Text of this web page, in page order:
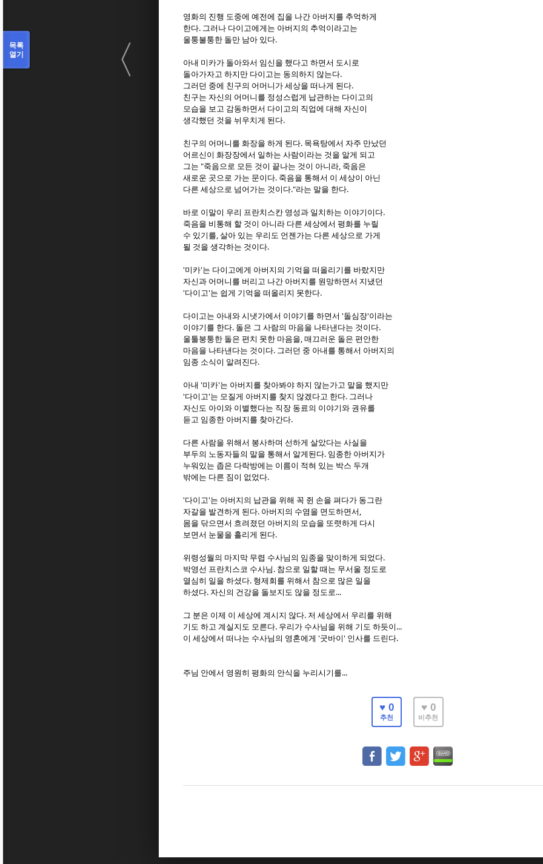
영화의 진행 도중에 예전에 집을 나간 아버지를 추억하게
한다. 그러나 다이고에게는 아버지의 추억이라고는
울퉁불퉁한 돌만 남아 있다.
아내 미카가 돌아와서 임신을 했다고 하면서 도시로
돌아가자고 하지만 다이고는 동의하지 않는다.
그러던 중에 친구의 어머니가 세상을 떠나게 된다.
친구는 자신의 어머니를 정성스럽게 납관하는 다이고의
모습을 보고 감동하면서 다이고의 직업에 대해 자신이
생각했던 것을 뉘우치게 된다.
친구의 어머니를 화장을 하게 된다. 목욕탕에서 자주 만났던
어르신이 화장장에서 일하는 사람이라는 것을 알게 되고
그는 "죽음으로 모든 것이 끝나는 것이 아니라, 죽음은
새로운 곳으로 가는 문이다. 죽음을 통해서 이 세상이 아닌
다른 세상으로 넘어가는 것이다."라는 말을 한다.
바로 이말이 우리 프란치스칸 영성과 일치하는 이야기이다.
죽음을 비통해 할 것이 아니라 다른 세상에서 평화를 누릴
수 있기를, 살아 있는 우리도 언젠가는 다른 세상으로 가게
될 것을 생각하는 것이다.
'미카'는 다이고에게 아버지의 기억을 떠올리기를 바랐지만
자신과 어머니를 버리고 나간 아버지를 원망하면서 지냈던
'다이고'는 쉽게 기억을 떠올리지 못한다.
다이고는 아내와 시냇가에서 이야기를 하면서 '돌심장'이라는
이야기를 한다. 돌은 그 사람의 마음을 나타낸다는 것이다.
울툴붕퉁한 돌은 편치 못한 마음을, 매끄러운 돌은 편안한
마음을 나타낸다는 것이다. 그러던 중 아내를 통해서 아버지의
임종 소식이 알려진다.
아내 '미카'는 아버지를 찾아봐야 하지 않는가고 말을 했지만
'다이고'는 모질게 아버지를 찾지 않겠다고 한다. 그러나
자신도 아이와 이별했다는 직장 동료의 이야기와 권유를
듣고 임종한 아버지를 찾아간다.
다른 사람을 위해서 봉사하며 선하게 살았다는 사실을
부두의 노동자들의 말을 통해서 알게된다. 임종한 아버지가
누워있는 좁은 다락방에는 이름이 적혀 있는 박스 두개
밖에는 다른 짐이 없었다.
'다이고'는 아버지의 납관을 위해 꼭 쥔 손을 펴다가 동그란
자갈을 발견하게 된다. 아버지의 수염을 면도하면서,
몸을 닦으면서 흐려졌던 아버지의 모습을 또렷하게 다시
보면서 눈물을 흘리게 된다.
위령성월의 마지막 무렵 수사님의 임종을 맞이하게 되었다.
박영선 프란치스코 수사님. 참으로 일할 때는 무서울 정도로
열심히 일을 하셨다. 형제회를 위해서 참으로 많은 일을
하셨다. 자신의 건강을 돌보지도 않을 정도로...
그 분은 이제 이 세상에 계시지 않다. 저 세상에서 우리를 위해
기도 하고 계실지도 모른다. 우리가 수사님을 위해 기도 하듯이...
이 세상에서 떠나는 수사님의 영혼에게 '굿바이' 인사를 드린다.
주님 안에서 영원히 평화의 안식을 누리시기를...
〈
♥ 0
추천
♥ 0
비추천
목록
열기